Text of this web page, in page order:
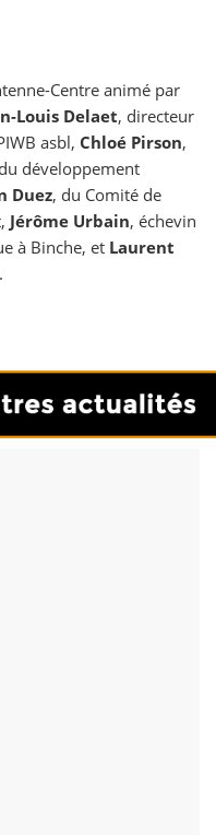
Centre animé par
Louis Delaet, directeur
asbl, Chloé Pirson,
développement
Duez, du Comité de
Jérôme Urbain, échevin
à Binche, et Laurent